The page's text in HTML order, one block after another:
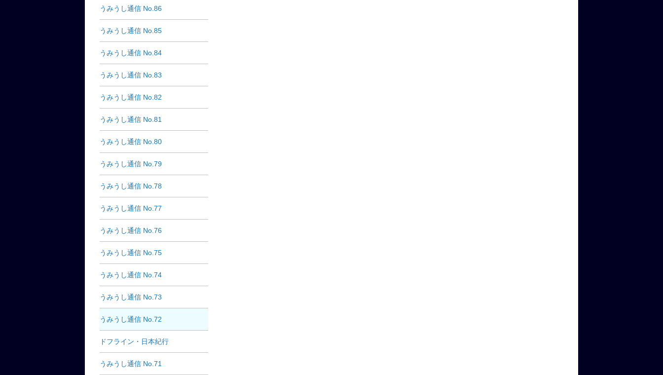
うみうし通信 No.86
うみうし通信 No.85
うみうし通信 No.84
うみうし通信 No.83
うみうし通信 No.82
うみうし通信 No.81
うみうし通信 No.80
うみうし通信 No.79
うみうし通信 No.78
うみうし通信 No.77
うみうし通信 No.76
うみうし通信 No.75
うみうし通信 No.74
うみうし通信 No.73
うみうし通信 No.72
ドフライン・日本紀行
うみうし通信 No.71